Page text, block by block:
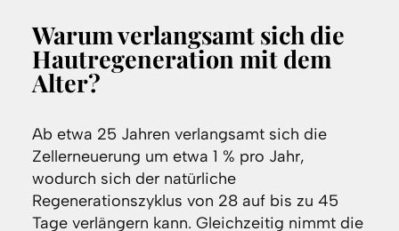
Warum verlangsamt sich die
Hautregeneration mit dem
Alter?
Ab etwa 25 Jahren verlangsamt sich die
Zellerneuerung um etwa 1 % pro Jahr,
wodurch sich der natürliche
Regenerationszyklus von 28 auf bis zu 45
Tage verlängern kann. Gleichzeitig nimmt die